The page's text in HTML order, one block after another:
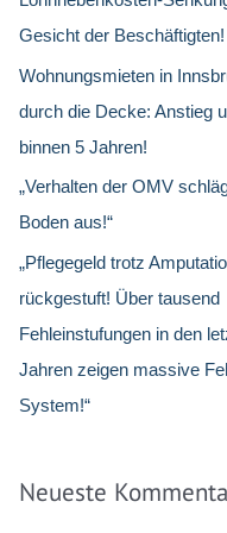
c
Gesicht der Beschäftigten!
Wohnungsmieten in
durch die Decke: Anstieg
binnen 5 Jahren!
„Verhalten der OMV
Boden aus!“
„Pflegegeld trotz
rückgestuft! Über tausend
Fehleinstufungen in den
Jahren zeigen massive
System!“
Neueste